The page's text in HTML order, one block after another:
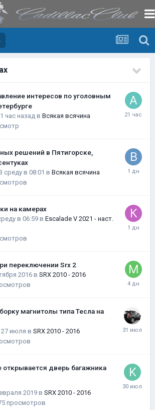
интересов по уголовным
час назад в Всякая всячина
решений в Пятигорске,
среду в 08:01 в Всякая всячина
на камерах
в 06:59в Escalade V 2021 - наст.
переключении Srx 2
2016 в SRX 2010 - 2016
магнитолы типа Тесла на
27 июля в SRX 2010 - 2016
открывается дверь багажника
2019 в SRX 2010 - 2016
просмотров